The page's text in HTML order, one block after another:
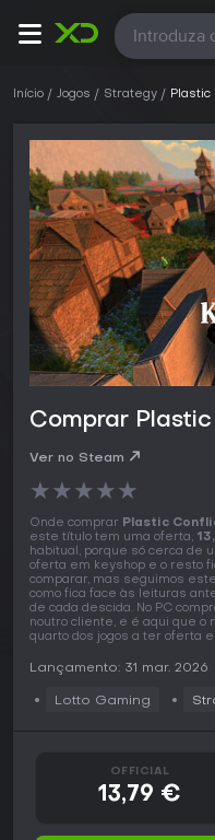
Todas
Início Jogos Strategy Plastic
Comprar
Ver no Steam
★★★★★
Onde comprar Plastic
este título tem uma oferta,
habitual, porque só cerca de
oferta em keyshop e o resto
comparar, mas seguimos
como fica face às leituras
de cada descida. No PC
noutro cliente, e é aqui que o
quarto dos jogos a ter oferta
Lançamento: 31 mar. 2026
Lotto Gaming
OFFICIAL
13,79 €